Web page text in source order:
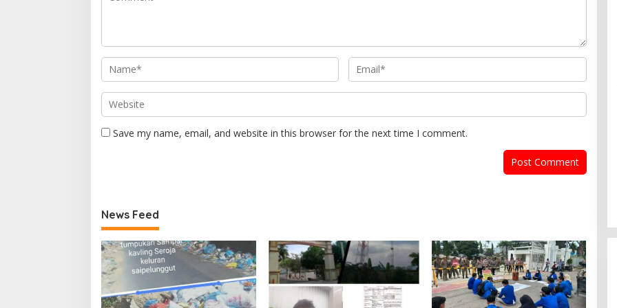
Save my name, email, and website in this browser for the next time I comment.
News Feed